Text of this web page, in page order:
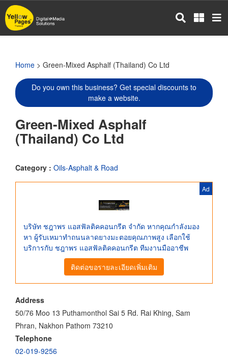
Skip
to
main
Home > Green-Mixed Asphalf (Thailand) Co Ltd
Do you own this business? Get special discounts to
make a website.
Green-Mixed Asphalf
(Thailand) Co Ltd
Category : Oils-Asphalt & Road
Ad
บริษัท ชฎาพร แอสฟัลติคคอนกรีต จำกัด หากคุณกำลังมอง
หา ผู้รับเหมาทำถนนลาดยางมะตอยคุณภาพสูง เลือกใช้
บริการกับ ชฎาพร แอสฟัลติคคอนกรีต ทีมงานมืออาชีพ
ติดต่อขอรายละเอียดเพิ่มเติม
Address
50/76 Moo 13 Puthamonthol Sai 5 Rd. Rai Khing, Sam
Phran, Nakhon Pathom 73210
Telephone
02-019-9256